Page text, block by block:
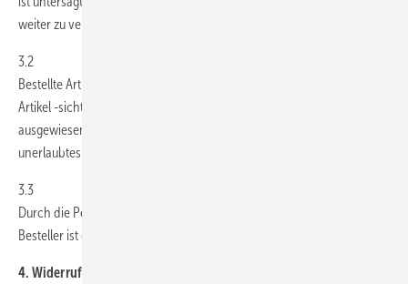
weiter zu veräußern oder in anderer Weise darüber zu verfügen.
3.2
Bestellte Artikel sind personalisiert, d. h. der Besteller wird in dem
Artikel -sichtbar und unsichtbar- als alleiniger Nutzungsberechtigter
ausgewiesen. Durch diese Kennzeichnung wird ein Artikel auch gegen
unerlaubtes Kopieren und/oder Verbreiten gesichert.
3.3
Durch die Personalisierung des bestellten Artikels exklusiv für den
Besteller ist eine anderweitige Nutzung für GEM nicht möglich.
4. Widerrufsrecht